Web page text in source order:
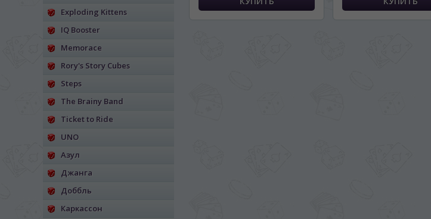
Exploding Kittens
IQ Booster
Memorace
Rory's Story Cubes
Steps
The Brainy Band
Ticket to Ride
UNO
Азул
Джанга
Доббль
Каркассон